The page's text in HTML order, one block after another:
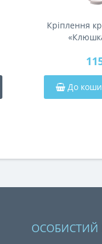
Кріплення
До
ОСОБИСТИЙ